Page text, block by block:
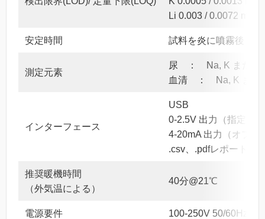
Li 0.003 / 0.0072
安定時間 試料を炎に噴霧後 15
測定元素
尿 ： Na, K または
血清 ： Na, K また
インターフェース
USB
0-2.5V 出力（指定元
4-20mA 出力（オプシ
.csv、.pdfレポート出
推奨暖機時間
（外気温による）
40分@21℃
電源要件 100-250V 50/60Hz、